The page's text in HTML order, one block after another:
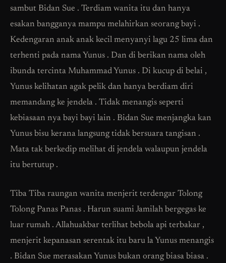
sambut Bidan Sue . Terdiam wanita itu dan hanya
esakan bangganya mampu melahirkan seorang bayi .
Kedengaran anak anak kecil menyanyi lagu 25 lima dan
terhenti pada nama Yunus . Dan di berikan nama oleh
ibunda tercinta Muhammad Yunus . Di kucup di belai ,
Yunus kelihatan agak pelik dan hanya berdiam diri
memandang ke jendela . Tidak menangis seperti
kebiasaan nya bayi bayi lain . Bidan Sue menjangka kan
Yunus bisu kerana langsung tidak bersuara tangisan .
Mata tak berkedip melihat di jendela walaupun jendela
itu bertutup .
Tiba Tiba raungan wanita menjerit terdengar Tolong
Tolong Panas Panas . Harun suami Jamilah bergegas ke
luar rumah . Allahuakbar terlihat bebola api terbakar ,
menjerit kepanasan serentak itu baru la Yunus menangis
. Bidan Sue merasakan Yunus bukan orang biasa biasa .